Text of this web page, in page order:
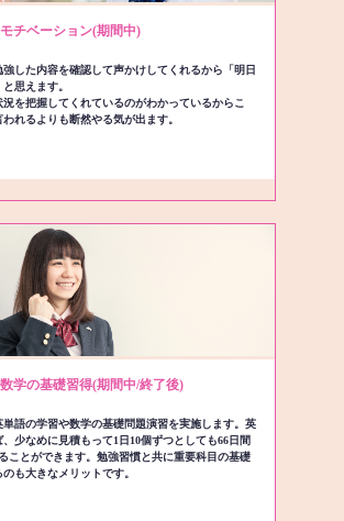
チベーション(期間中)
した内容を確認して声かけしてくれるから「明日
思えます。
を把握してくれているのがわかっているからこ
れるよりも断然やる気が出ます。
学の基礎習得(期間中/終了後)
単語の学習や数学の基礎問題演習を実施します。英
少なめに見積もって1日10個ずつとしても66日間
ことができます。勉強習慣と共に重要科目の基礎
も大きなメリットです。